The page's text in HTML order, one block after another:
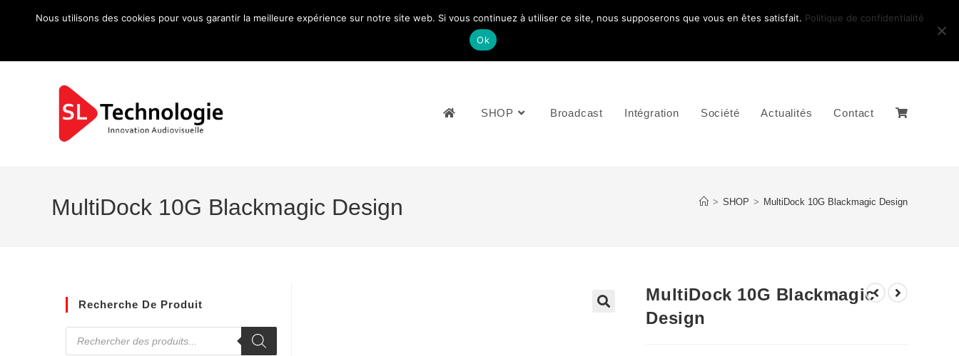
NOUS CONTACTEZ: +33 (0)4 77 81 49 35
SHOP Broadcast Intégration Société Actualités Contact
MultiDock 10G Blackmagic Design > SHOP > MultiDock 10G Blackmagic Design
MultiDock 10G Blackmagic
Design
Recherche De Produit
Nous utilisons des cookies pour vous garantir la meilleure expérience sur notre site web. Si vous continuez à utiliser ce site, nous supposerons que vous en êtes satisfait. Politique de confidentialité
Ok